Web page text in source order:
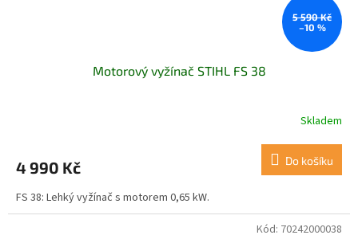
5 590 Kč
–10 %
Motorový vyžínač STIHL FS 38
Skladem
4 990 Kč Do košíku
FS 38: Lehký vyžínač s motorem 0,65 kW.
Kód: 70242000038